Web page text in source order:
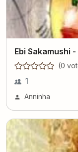
Ebi Sakamushi
(0
1
Anninha